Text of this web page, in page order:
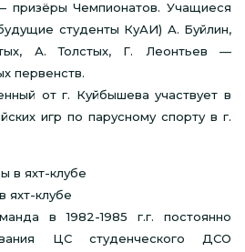
Чемпионатов. Учащиеся
студенты КуАИ) А. Буйлин,
А. Толстых, Г. Леонтьев —
первенств.
от г. Куйбышева участвует в
игр по парусному спорту в г.
яхт-клубе
1982-1985 г.г. постоянно
ЦС студенческого ДСО